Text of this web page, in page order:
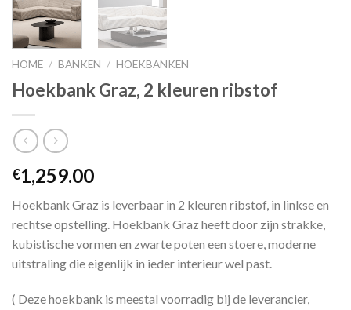
HOME / BANKEN / HOEKBANKEN
Hoekbank Graz, 2 kleuren ribstof
€1,259.00
Hoekbank Graz is leverbaar in 2 kleuren ribstof, in linkse en
rechtse opstelling. Hoekbank Graz heeft door zijn strakke,
kubistische vormen en zwarte poten een stoere, moderne
uitstraling die eigenlijk in ieder interieur wel past.
( Deze hoekbank is meestal voorradig bij de leverancier,